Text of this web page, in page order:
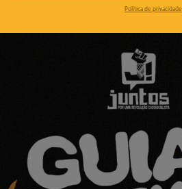
Política de privacidade